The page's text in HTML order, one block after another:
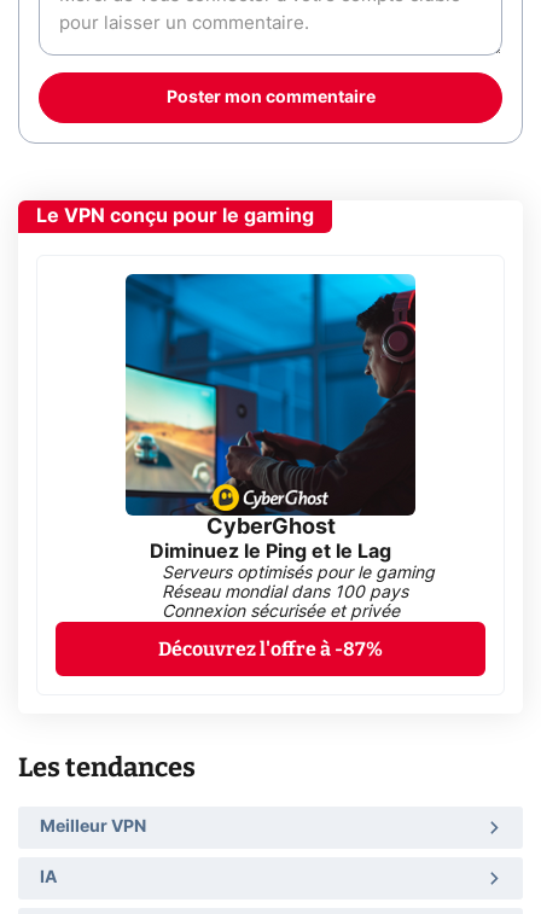
Poster mon commentaire
Le VPN conçu pour le gaming
CyberGhost
Diminuez le Ping et le Lag
Serveurs optimisés pour le gaming
Réseau mondial dans 100 pays
Connexion sécurisée et privée
Découvrez l'offre à -87%
Les tendances
Meilleur VPN
IA